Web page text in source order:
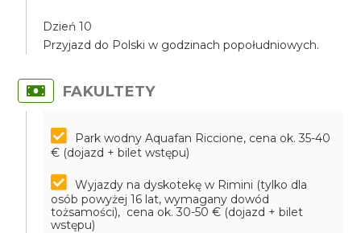
Dzień 10
Przyjazd do Polski w godzinach popołudniowych.
FAKULTETY
Park wodny Aquafan Riccione, cena ok. 35-40
€ (dojazd + bilet wstępu)
Wyjazdy na dyskotekę w Rimini (tylko dla
osób powyżej 16 lat, wymagany dowód
tożsamości), cena ok. 30-50 € (dojazd + bilet
wstępu)